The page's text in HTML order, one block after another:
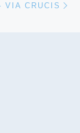
VIA CRUCIS